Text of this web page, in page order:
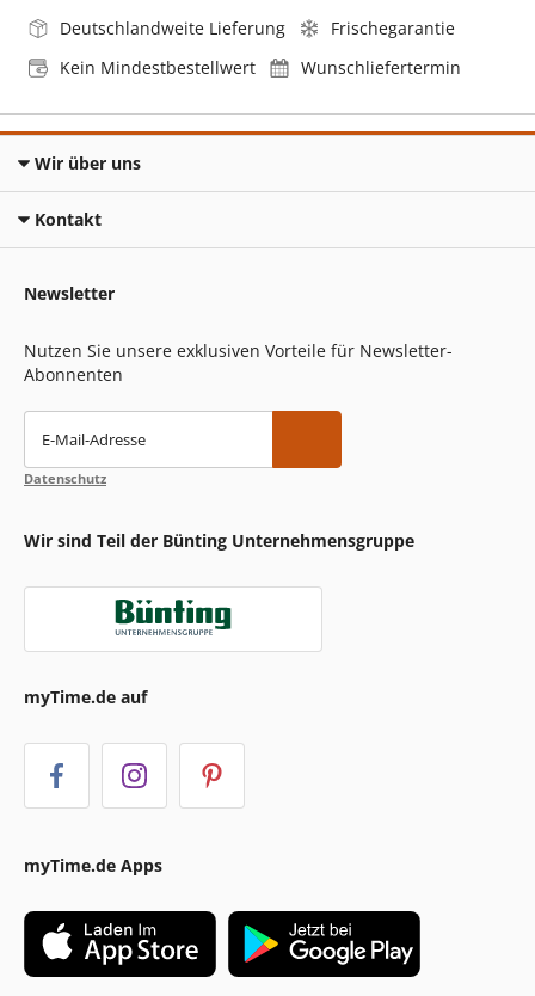
Deutschlandweite Lieferung
Frischegarantie
Kein Mindestbestellwert
Wunschliefertermin
Wir über uns
Kontakt
Newsletter
Nutzen Sie unsere exklusiven Vorteile für Newsletter-
Abonnenten
E-Mail-Adresse
Datenschutz
Wir sind Teil der Bünting Unternehmensgruppe
myTime.de auf
myTime.de Apps